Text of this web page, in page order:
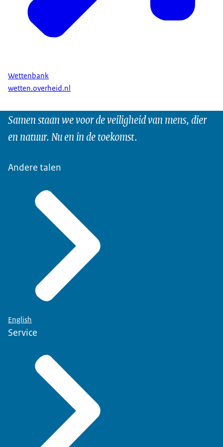
Wettenbank
wetten.overheid.nl
Samen staan we voor de veiligheid van mens, dier
en natuur. Nu en in de toekomst.
Andere talen
English
Service